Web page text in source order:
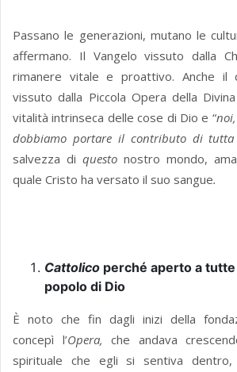
Passano le generazioni, mutano le
affermano. Il Vangelo vissuto dalla
rimanere vitale e proattivo. Anche il
vissuto dalla Piccola Opera della
vitalità intrinseca delle cose di Dio e “
dobbiamo portare il contributo di
salvezza di questonostro mondo,
quale Cristo ha versato il suo sangue.
Cattolico perché aperto a
popolo di Dio
È noto che fin dagli inizi della
concepì l’Opera, che andava
spirituale che egli si sentiva